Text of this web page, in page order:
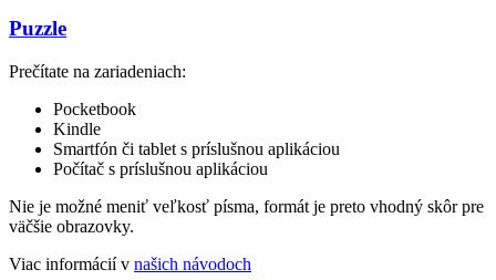
Puzzle
Prečítate na zariadeniach:
Pocketbook
Kindle
Smartfón či tablet s príslušnou aplikáciou
Počítač s príslušnou aplikáciou
Nie je možné meniť veľkosť písma, formát je preto vhodný skôr pre
väčšie obrazovky.
Viac informácií v našich návodoch